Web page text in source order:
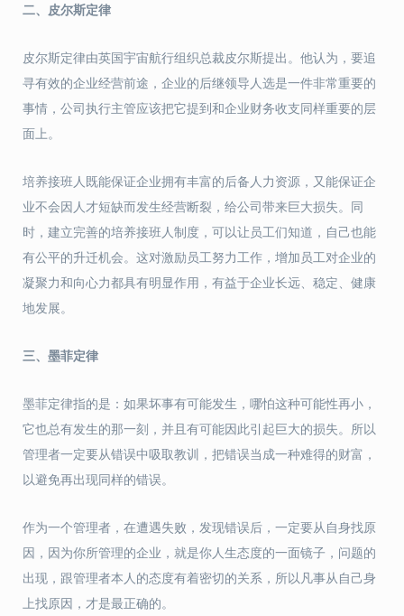
二、 皮尔斯定律
皮尔斯定律由英国宇宙航行组织总裁皮尔斯提出。他认为，要追
寻有效的企业经营前途，企业的后继领导人选是一件非常重要的
事情，公司执行主管应该把它提到和企业财务收支同样重要的层
面上。
培养接班人既能保证企业拥有丰富的后备人力资源，又能保证企
业不会因人才短缺而发生经营断裂，给公司带来巨大损失。同
时，建立完善的培养接班人制度，可以让员工们知道，自己也能
有公平的升迁机会。这对激励员工努力工作，增加员工对企业的
凝聚力和向心力都具有明显作用，有益于企业长远、稳定、健康
地发展。
三、 墨菲定律
墨菲定律指的是：如果坏事有可能发生，哪怕这种可能性再小，
它也总有发生的那一刻，并且有可能因此引起巨大的损失。所以
管理者一定要从错误中吸取教训，把错误当成一种难得的财富，
以避免再出现同样的错误。
作为一个管理者，在遭遇失败，发现错误后，一定要从自身找原
因，因为你所管理的企业，就是你人生态度的一面镜子，问题的
出现，跟管理者本人的态度有着密切的关系，所以凡事从自己身
上找原因，才是最正确的。